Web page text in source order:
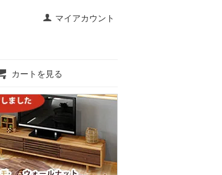
マイアカウント
カートを見る